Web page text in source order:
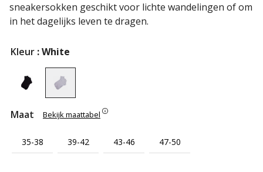
sneakersokken geschikt voor lichte wandelingen of om
in het dagelijks leven te dragen.
Kleur : White
Maat Bekijk maattabel
35-38 39-42 43-46 47-50